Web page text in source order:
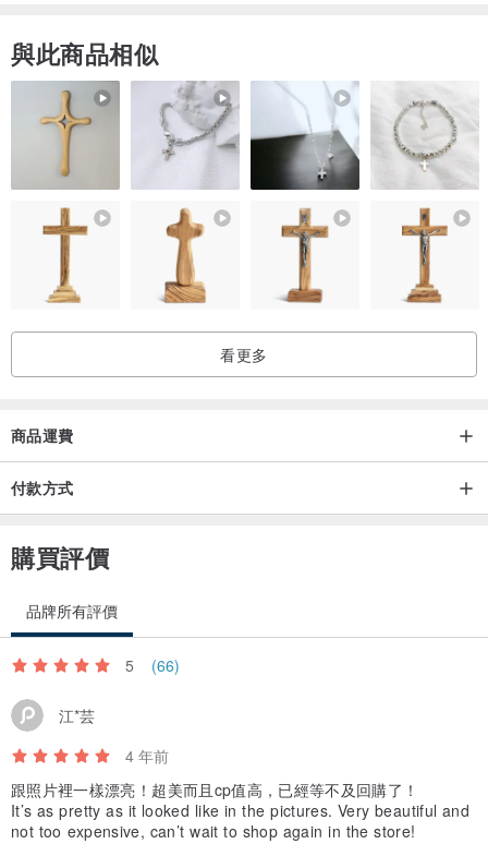
材料 14kgf
戒指尺寸 免費
石頭尺寸 10mm x 8mm
與此商品相似
看更多
商品運費
付款方式
購買評價
品牌所有評價
5 (66)
江*芸
4 年前
跟照片裡一樣漂亮！超美而且cp值高，已經等不及回購了！
It’s as pretty as it looked like in the pictures. Very beautiful and
not too expensive, can’t wait to shop again in the store!